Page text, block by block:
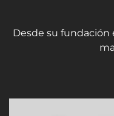
Desde su fundación